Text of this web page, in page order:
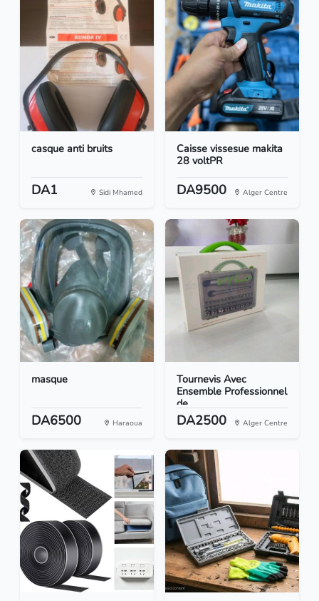
casque anti bruits
DA1 Sidi Mhamed
Caisse vissesue makita
28 voltPR
DA9500 Alger Centre
masque
DA6500 Haraoua
Tournevis Avec
Ensemble Professionnel
de...
DA2500 Alger Centre